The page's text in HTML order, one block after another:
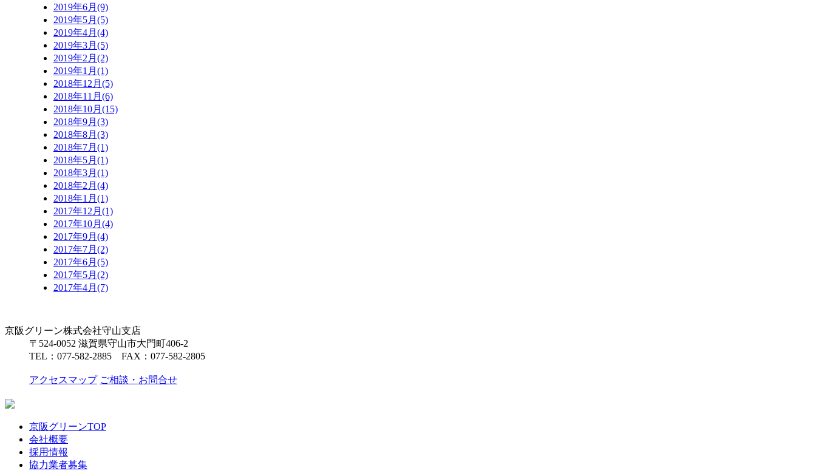
2019年6月(9)
2019年5月(5)
2019年4月(4)
2019年3月(5)
2019年2月(2)
2019年1月(1)
2018年12月(5)
2018年11月(6)
2018年10月(15)
2018年9月(3)
2018年8月(3)
2018年7月(1)
2018年5月(1)
2018年3月(1)
2018年2月(4)
2018年1月(1)
2017年12月(1)
2017年10月(4)
2017年9月(4)
2017年7月(2)
2017年6月(5)
2017年5月(2)
2017年4月(7)
京阪グリーン株式会社守山支店
〒524-0052 滋賀県守山市大門町406-2
TEL： 077-582-2885 FAX：077-582-2805
アクセスマップ ご相談・お問合せ
京阪グリーンTOP
会社概要
採用情報
協力業者募集